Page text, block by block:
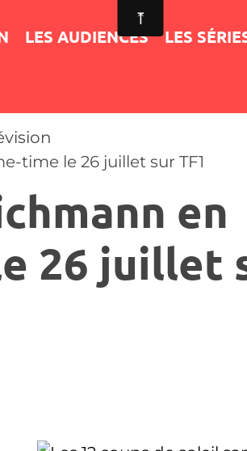
LES AUDIENCES LES
time le 26 juillet sur TF1
en
26 juillet